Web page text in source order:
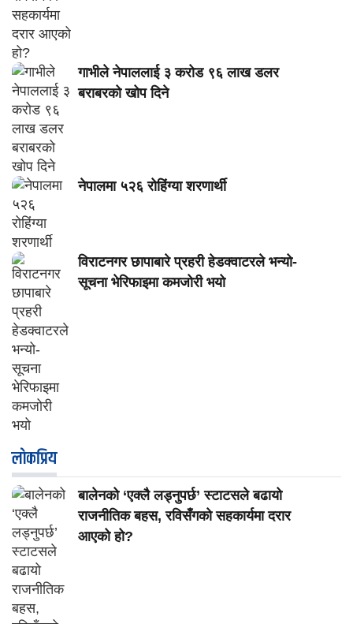
गाभीले नेपाललाई ३ करोड ९६ लाख डलर
बराबरको खोप दिने
नेपालमा ५२६ रोहिंग्या शरणार्थी
विराटनगर छापाबारे प्रहरी हेडक्वाटरले भन्यो-
सूचना भेरिफाइमा कमजोरी भयो
लाेकप्रिय
बालेनको ‘एक्लै लड्नुपर्छ’ स्टाटसले बढायो
राजनीतिक बहस, रविसँगको सहकार्यमा दरार
आएको हो?